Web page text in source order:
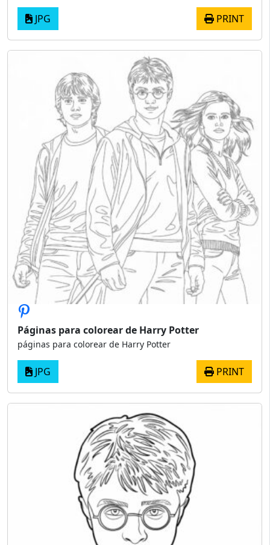
JPG PRINT
Páginas para colorear de Harry Potter
páginas para colorear de Harry Potter
JPG PRINT